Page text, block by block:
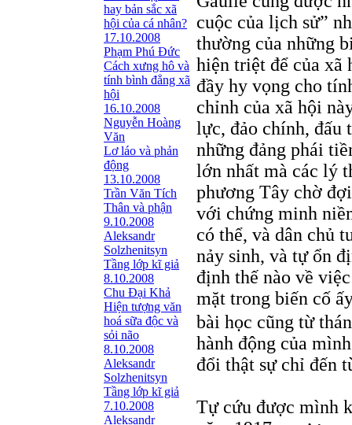
hay bản sắc xã
hội của cá nhân?
17.10.2008
Phạm Phú Đức
Cách xưng hô và
tính bình đẳng xã
hội
16.10.2008
Nguyễn Hoàng
Văn
Lơ láo và phản
động
13.10.2008
Trần Văn Tích
Thân và phận
9.10.2008
Aleksandr
Solzhenitsyn
Tầng lớp kĩ giả
8.10.2008
Chu Đại Khả
Hiện tượng văn
hoá sữa độc và
sỏi não
8.10.2008
Aleksandr
Solzhenitsyn
Tầng lớp kĩ giả
7.10.2008
Aleksandr
cuộc của lịch sử”
thường của những
hiện triệt để của xã
đầy hy vọng cho
chỉnh của xã hội
lực, đảo chính, đấu
những đảng phái
lớn nhất mà các lý
phương Tây chờ
với chứng minh
có thể, và dân chủ
nảy sinh, và tự ổn
định thế nào về
mặt trong biến cố
bài học cũng từ
hành động của
đổi thật sự chỉ đến
Tự cứu được mình